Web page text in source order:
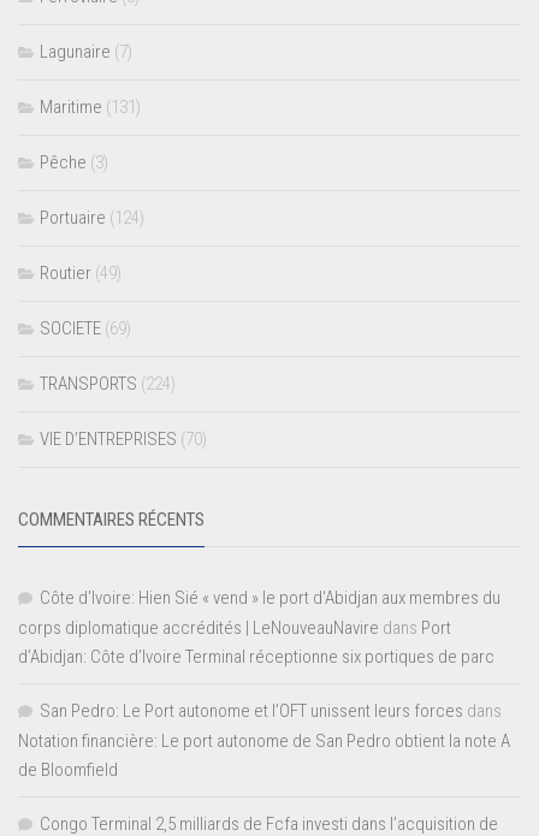
Lagunaire (7)
Maritime (131)
Pêche (3)
Portuaire (124)
Routier (49)
SOCIETE (69)
TRANSPORTS (224)
VIE D’ENTREPRISES (70)
COMMENTAIRES RÉCENTS
Côte d'Ivoire: Hien Sié « vend » le port d'Abidjan aux membres du
corps diplomatique accrédités | LeNouveauNavire dans Port
d’Abidjan: Côte d’Ivoire Terminal réceptionne six portiques de parc
San Pedro: Le Port autonome et l’OFT unissent leurs forces dans
Notation financière: Le port autonome de San Pedro obtient la note A
de Bloomfield
Congo Terminal 2,5 milliards de Fcfa investi dans l’acquisition de